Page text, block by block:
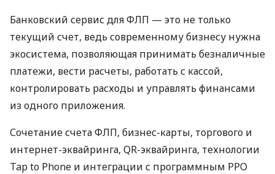
Банковский сервис для ФЛП — это не только
текущий счет, ведь современному бизнесу нужна
экосистема, позволяющая принимать безналичные
платежи, вести расчеты, работать с кассой,
контролировать расходы и управлять финансами
из одного приложения.
Сочетание счета ФЛП, бизнес-карты, торгового и
интернет-эквайринга, QR-эквайринга, технологии
Tap to Phone и интеграции с программным РРО